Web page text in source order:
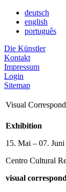
deutsch
english
português
Die Künstler
Kontakt
Impressum
Login
Sitemap
Visual
Exhibition
15. Mai – 07.
Centro Cultural
visual